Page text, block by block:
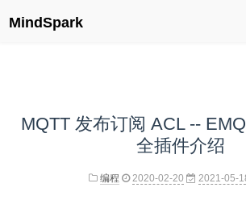
MindSpark
MQTT 发布订阅 ACL --
全插件介绍
编程 2020-02-20 2021-05-